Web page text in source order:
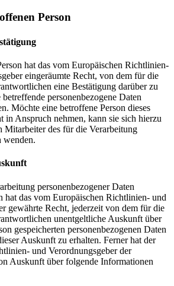
Person
hat das vom Europäischen Richtlinien-
eingeräumte Recht, von dem für die
eine Bestätigung darüber zu
personenbezogene Daten
Möchte eine betroffene Person dieses
in Anspruch nehmen, kann sie sich hierzu
Mitarbeiter des für die Verarbeitung
wenden.
personenbezogener Daten
hat das vom Europäischen Richtlinien- und
gewährte Recht, jederzeit von dem für die
unentgeltliche Auskunft über
gespeicherten personenbezogenen Daten
Auskunft zu erhalten. Ferner hat der
und Verordnungsgeber der
Auskunft über folgende Informationen